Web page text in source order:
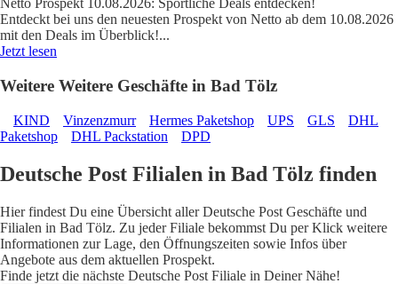
Netto Prospekt 10.08.2026: Sportliche Deals entdecken!
Entdeckt bei uns den neuesten Prospekt von Netto ab dem 10.08.2026
mit den Deals im Überblick!...
Jetzt lesen
Weitere Weitere Geschäfte in Bad Tölz
KIND Vinzenzmurr Hermes Paketshop UPS GLS
DHL
Paketshop
DHL Packstation DPD
Deutsche Post Filialen in Bad Tölz finden
Hier findest Du eine Übersicht aller Deutsche Post Geschäfte und
Filialen in Bad Tölz. Zu jeder Filiale bekommst Du per Klick weitere
Informationen zur Lage, den Öffnungszeiten sowie Infos über
Angebote aus dem aktuellen Prospekt.
Finde jetzt die nächste Deutsche Post Filiale in Deiner Nähe!